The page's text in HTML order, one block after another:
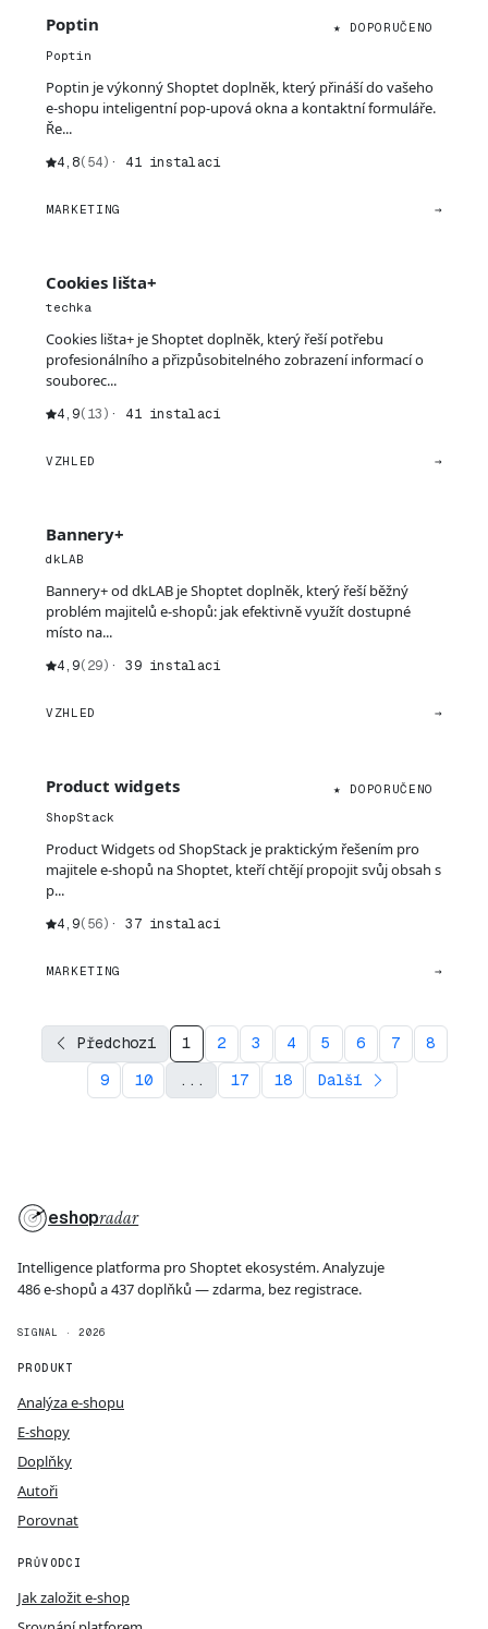
Poptin
★ DOPORUČENO
Poptin
Poptin je výkonný Shoptet doplněk, který přináší do vašeho
e-shopu inteligentní pop-upová okna a kontaktní formuláře.
Ře...
4,8(54) · 41 instalací
MARKETING →
Cookies lišta+
techka
Cookies lišta+ je Shoptet doplněk, který řeší potřebu
profesionálního a přizpůsobitelného zobrazení informací o
souborec...
4,9(13) · 41 instalací
VZHLED →
Bannery+
dkLAB
Bannery+ od dkLAB je Shoptet doplněk, který řeší běžný
problém majitelů e-shopů: jak efektivně využít dostupné
místo na...
4,9(29) · 39 instalací
VZHLED →
Product widgets
★ DOPORUČENO
ShopStack
Product Widgets od ShopStack je praktickým řešením pro
majitele e-shopů na Shoptet, kteří chtějí propojit svůj obsah s
p...
4,9(56) · 37 instalací
MARKETING →
Předchozí 1 2 3 4 5 6 7
8
9
10 ... 17 18 Další
eshopradar
Intelligence platforma pro Shoptet ekosystém. Analyzuje
486 e-shopů a 437 doplňků — zdarma, bez registrace.
SIGNAL · 2026
PRODUKT
Analýza e-shopu
E-shopy
Doplňky
Autoři
Porovnat
PRŮVODCI
Jak založit e-shop